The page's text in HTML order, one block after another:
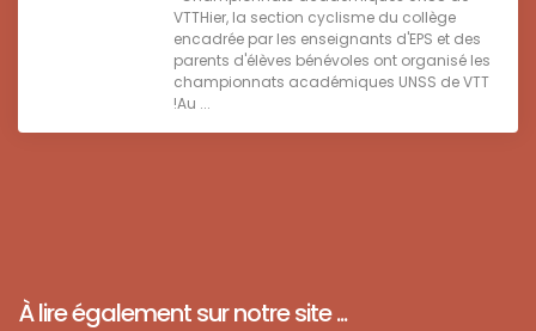
VTTHier, la section cyclisme du collège
encadrée par les enseignants d'EPS et des
parents d'élèves bénévoles ont organisé les
championnats académiques UNSS de VTT
!Au ...
À lire également sur notre site ...